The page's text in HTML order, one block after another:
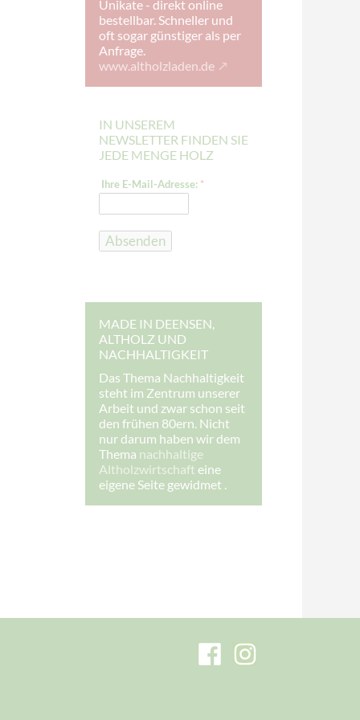
Unikate - direkt online
bestellbar. Schneller und
oft sogar günstiger als per
Anfrage.
www.altholzladen.de
IN UNSEREM
NEWSLETTER FINDEN SIE
JEDE MENGE HOLZ
h
e
r
i
l
-
A
r
e
s
s
e
:
Ihre E-Mail-Adresse: *
Absenden
MADE IN DEENSEN,
ALTHOLZ UND
NACHHALTIGKEIT
Das Thema Nachhaltigkeit
steht im Zentrum unserer
Arbeit und zwar schon seit
den frühen 80ern. Nicht
nur darum haben wir dem
Thema nachhaltige
Altholzwirtschaft eine
eigene Seite gewidmet .